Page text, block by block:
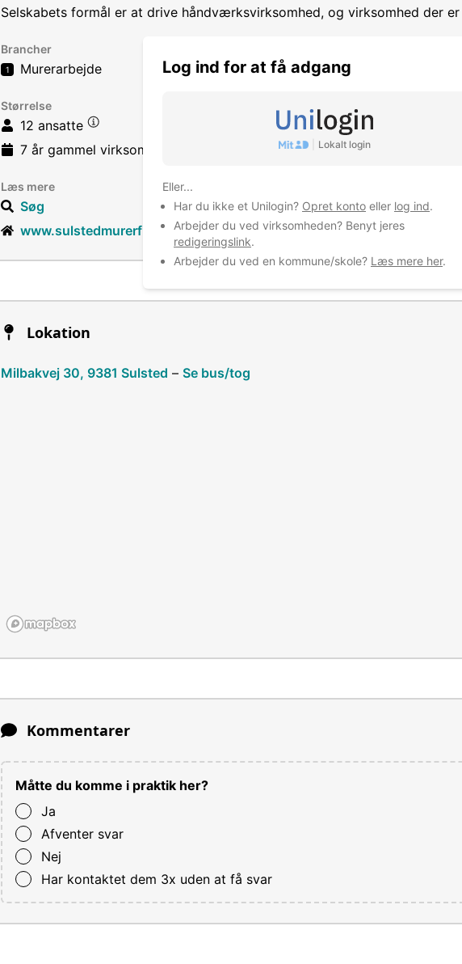
Log ind for at få adgang
Lokalt login
Eller...
Har du ikke et Unilogin? Opret konto eller log ind.
Arbejder du ved virksomheden? Benyt jeres
redigeringslink.
Arbejder du ved en kommune/skole? Læs mere her.
Selskabets formål er at drive håndværksvirksomhed, og virksomhed der
Brancher
1 Murerarbejde
Størrelse
12 ansatte
7 år gammel virksomhed
Læs mere
Søg
www.sulstedmurerfirma.dk
Lokation
Milbakvej 30, 9381 Sulsted – Se bus/tog
Kommentarer
Måtte du komme i praktik her?
Ja
Afventer svar
Nej
Har kontaktet dem 3x uden at få svar